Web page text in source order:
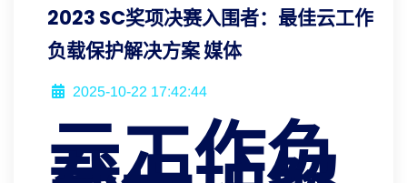
2023 SC奖项决赛入围者：最佳云工作
负载保护解决方案 媒体
2025-10-22 17:42:44
云工作负